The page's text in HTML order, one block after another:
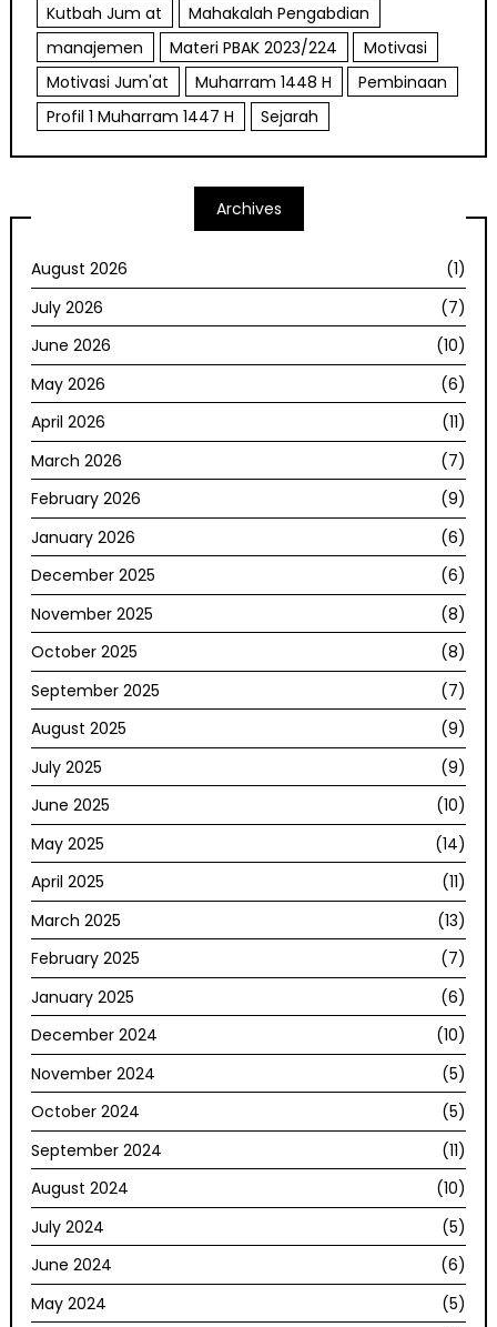
Kutbah Jum at
Mahakalah Pengabdian
manajemen
Materi PBAK 2023/224
Motivasi
Motivasi Jum'at
Muharram 1448 H
Pembinaan
Profil 1 Muharram 1447 H
Sejarah
Archives
August 2026
(1)
July 2026
(7)
June 2026
(10)
May 2026
(6)
April 2026
(11)
March 2026
(7)
February 2026
(9)
January 2026
(6)
December 2025
(6)
November 2025
(8)
October 2025
(8)
September 2025
(7)
August 2025
(9)
July 2025
(9)
June 2025
(10)
May 2025
(14)
April 2025
(11)
March 2025
(13)
February 2025
(7)
January 2025
(6)
December 2024
(10)
November 2024
(5)
October 2024
(5)
September 2024
(11)
August 2024
(10)
July 2024
(5)
June 2024
(6)
May 2024
(5)